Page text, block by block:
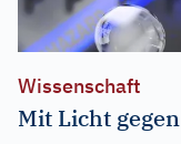
Wissenschaft
Mit Licht